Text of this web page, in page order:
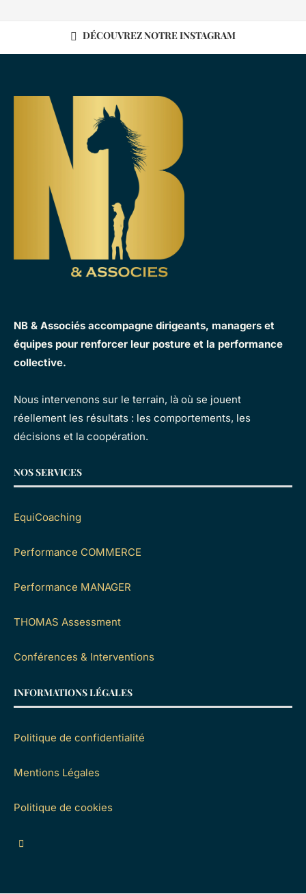
DÉCOUVREZ NOTRE INSTAGRAM
NB & Associés accompagne dirigeants, managers et
équipes pour renforcer leur posture et la performance
collective.
Nous intervenons sur le terrain, là où se jouent
réellement les résultats : les comportements, les
décisions et la coopération.
NOS SERVICES
EquiCoaching
Performance COMMERCE
Performance MANAGER
THOMAS Assessment
Conférences & Interventions
INFORMATIONS LÉGALES
Politique de confidentialité
Mentions Légales
Politique de cookies